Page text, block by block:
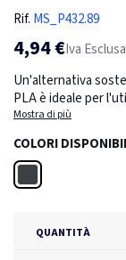
Rif. MS_P432.89
4,94 €Iva Esclusa
Un'alternativa
PLA è ideale per
completamente in
è solo bella ma
tappo in silicone.
parte delle
Mostra di più
COLORI
QUANTITÀ